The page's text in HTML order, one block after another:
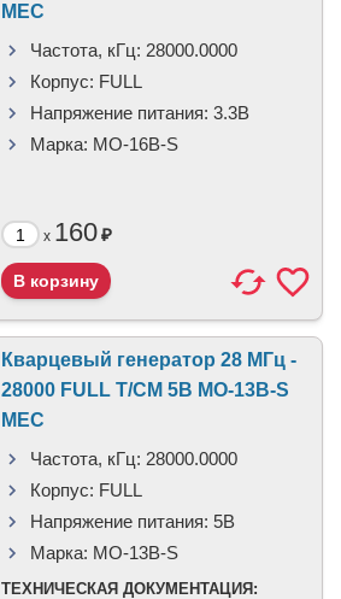
MEC
Частота, кГц: 28000.0000
Корпус: FULL
Напряжение питания: 3.3В
Марка: MO-16B-S
x 160₽
Кварцевый генератор 28 МГц -
28000 FULL T/CM 5В MO-13B-S
MEC
Частота, кГц: 28000.0000
Корпус: FULL
Напряжение питания: 5В
Марка: MO-13B-S
ТЕХНИЧЕСКАЯ ДОКУМЕНТАЦИЯ: